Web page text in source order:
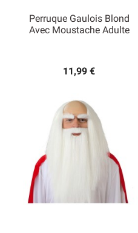
Perruque Gaulois Blond
Avec Moustache Adulte
11,99 €